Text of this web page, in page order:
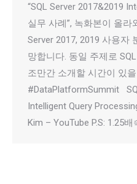
“SQL Server 2017&2019
실무 사례”, 녹화본이 올라
Server 2017, 2019 사용자
망합니다. 동일 주제로
조만간 소개할 시간이 있
#DataPlatformSummit
Intelligent Query
Kim – YouTube P.S: 1.25